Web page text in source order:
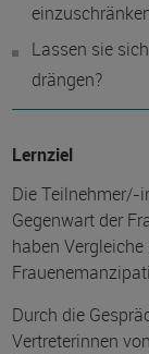
Lassen sie
drängen?
Lernziel
Die Teilnehmer/-
Gegenwart der
haben
Durch die
Vertreterinnen